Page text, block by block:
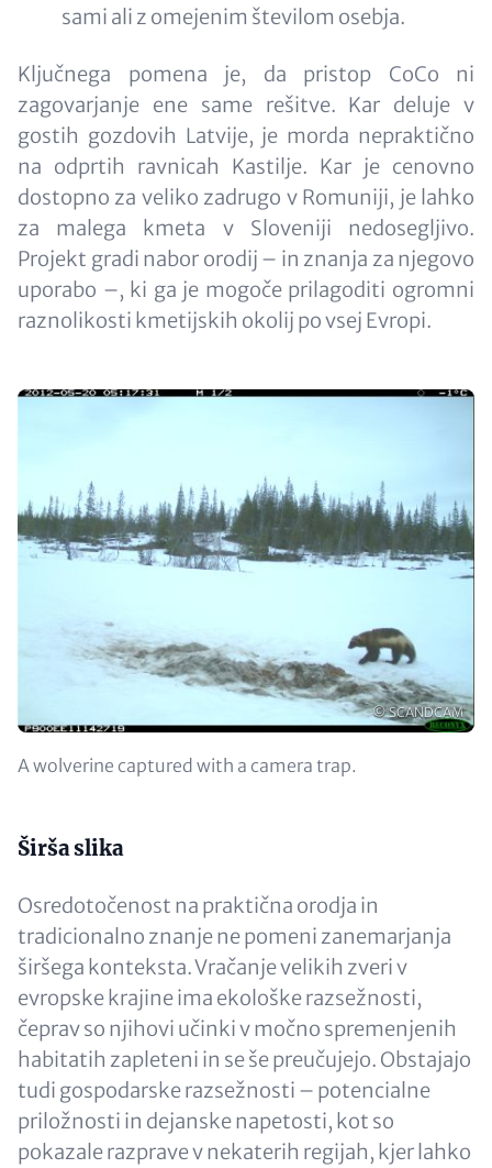
sami ali z omejenim številom osebja.
Ključnega pomena je, da pristop CoCo ni
zagovarjanje ene same rešitve. Kar deluje v
gostih gozdovih Latvije, je morda nepraktično
na odprtih ravnicah Kastilje. Kar je cenovno
dostopno za veliko zadrugo v Romuniji, je lahko
za malega kmeta v Sloveniji nedosegljivo.
Projekt gradi nabor orodij – in znanja za njegovo
uporabo –, ki ga je mogoče prilagoditi ogromni
raznolikosti kmetijskih okolij po vsej Evropi.
Image
Copyright
© SCANDCAM
Opis
A wolverine captured with a camera trap.
Content
Širša slika
Osredotočenost na praktična orodja in
tradicionalno znanje ne pomeni zanemarjanja
širšega konteksta. Vračanje velikih zveri v
evropske krajine ima ekološke razsežnosti,
čeprav so njihovi učinki v močno spremenjenih
habitatih zapleteni in se še preučujejo. Obstajajo
tudi gospodarske razsežnosti – potencialne
priložnosti in dejanske napetosti, kot so
pokazale razprave v nekaterih regijah, kjer lahko